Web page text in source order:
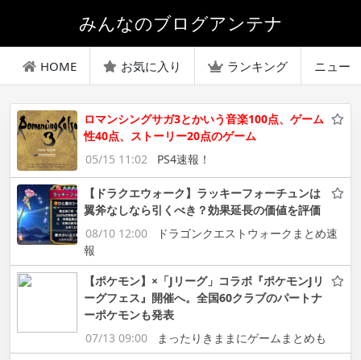
みんなのブログアンテナ
HOME お気に入り ランキング ニュー
ロマンシングサガ3とかいう音楽100点、ゲーム
性40点、ストーリー20点のゲーム
05/15 11:02
PS4速報！
【ドラクエウォーク】ラッキーフォーチュンは
翼斧なしなら引くべき？効果延長の価値を評価
08/10 12:00
ドラゴンクエストウォークまとめ速
報
【ポケモン】×「Jリーグ」コラボ『ポケモンJリ
ーグフェス』開催へ。全国60クラブのパートナ
ーポケモンも発表
07/13 09:00
まったりきままにゲームまとめも